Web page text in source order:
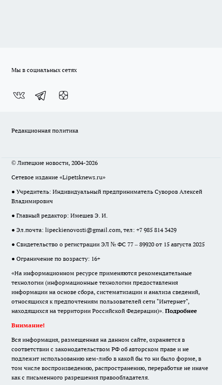
Мы в социальных сетях
Редакционная политика
© Липецкие новости, 2004-2026
Сетевое издание «Lipetsknews.ru»
● Учредитель: Индивидуальный предприниматель Суворов Алексей
Владимирович
● Главный редактор: Имешев Э. И.
● Эл.почта: lipeckienovosti@gmail.com, тел: +7 985 814 3429
● Свидетельство о регистрации ЭЛ № ФС 77 – 89920 от 15 августа 2025
● Ограничение по возрасту: 16+
«На информационном ресурсе применяются рекомендательные
технологии (информационные технологии предоставления
информации на основе сбора, систематизации и анализа сведений,
относящихся к предпочтениям пользователей сети "Интернет",
находящихся на территории Российской Федерации)». Подробнее
Внимание!
Вся информация, размещенная на данном сайте, охраняется в
соответствии с законодательством РФ об авторском праве и не
подлежит использованию кем-либо в какой бы то ни было форме, в
том числе воспроизведению, распространению, переработке не иначе
как с письменного разрешения правообладателя.